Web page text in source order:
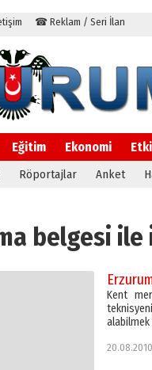
☎ Reklam / Seri İlan
Eğitim Ekonomi
Röportajlar Anket
belgesi
Kent